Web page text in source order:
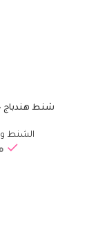
إضافة إلى السلة
شنط هندباج
الشنط